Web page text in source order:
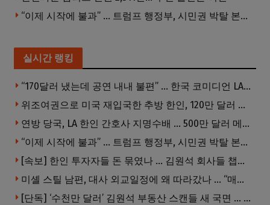
“이제 시작에 불과” … 트럼프 행정부, 시민권 박탈 본격화
실시간 랭킹
“170달러 냈는데 공연 내내 불편” … 한국 코미디언 LA공연, 음향 불량에 외모 비하 개그 논란
위조여권으로 미국 재입국한 추방 한인, 120만 달러 은행 사기 행각
연방 당국, LA 한인 간호사 지명수배 … 500만 달러 메디캐어 사기, 선고 직전 한국 도주
“이제 시작에 불과” … 트럼프 행정부, 시민권 박탈 본격화
[속보] 한인 투자자들 돈 묶였나 … 김원석 회사들 챕터7 강제파산·자진파산 잇따라 신청
미셸 스틸 남편, 대사 외교일정에 왜 따라갔나 … “매우 이례적”
[단독] ‘수천만 달러’ 김원석 부동산 스캔들 새 국면 … 한인 투자자들 소송 잇따라 ‘디폴트’ 절차